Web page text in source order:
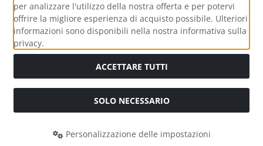
Media sociali
Modulo di recesso
per analizzare l'utilizzo della nostra offerta e per potervi
offrire la migliore esperienza di acquisto possibile. Ulteriori
informazioni sono disponibili nella nostra informativa sulla
privacy.
ACCETTARE TUTTI
SOLO NECESSARIO
Personalizzazione delle impostazioni